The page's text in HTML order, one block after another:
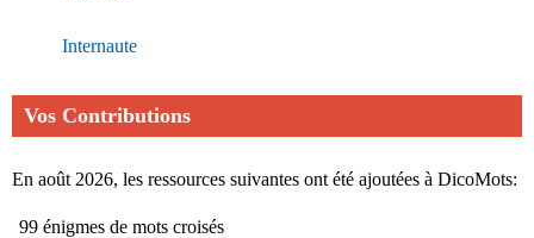
Internaute
Vos Contributions
En août 2026, les ressources suivantes ont été ajoutées à DicoMots:
99 énigmes de mots croisés